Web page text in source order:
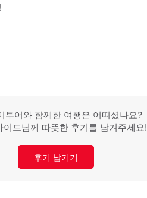
투어와 함께한 여행은 어떠셨나요?
이드님께 따뜻한 후기를 남겨주세요!
후기 남기기